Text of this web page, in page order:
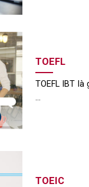
TOEFL
TOEFL IBT
...
TOEIC